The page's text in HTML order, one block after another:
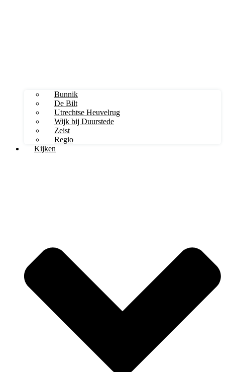
Bunnik
De Bilt
Utrechtse Heuvelrug
Wijk bij Duurstede
Zeist
Regio
Kijken